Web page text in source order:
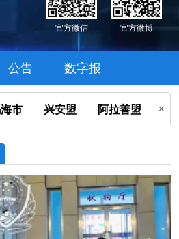
官方微信 官方微博
公告 数字报
市 兴安盟 阿拉善盟 